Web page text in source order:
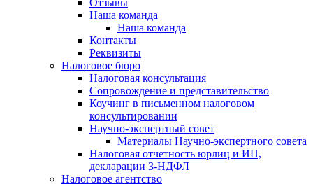
Отзывы
Наша команда
Наша команда
Контакты
Реквизиты
Налоговое бюро
Налоговая консультация
Cопровождение и представительство
Коучинг в письменном налоговом
консультировании
Научно-экспертный совет
Материалы Научно-экспертного совета
Налоговая отчетность юрлиц и ИП,
декларации 3-НДФЛ
Налоговое агентство